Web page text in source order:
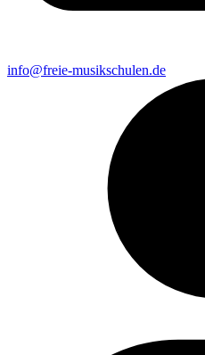
info@freie-musikschulen.de